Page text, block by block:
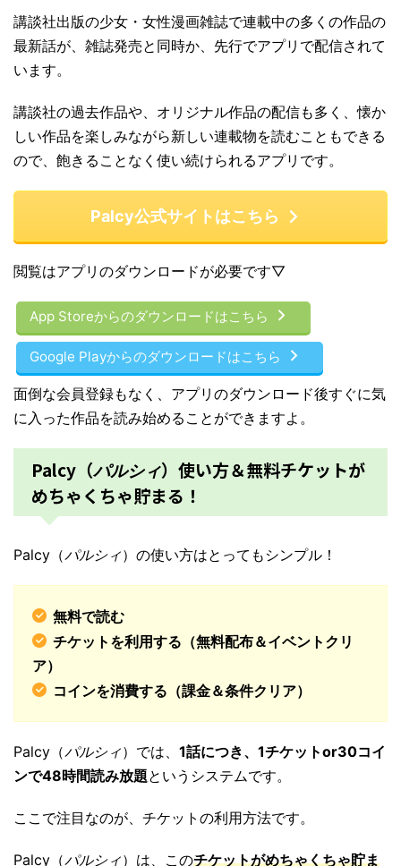
講談社出版の少女・女性漫画雑誌で連載中の多くの作品の
最新話が、雑誌発売と同時か、先行でアプリで配信されて
います。
講談社の過去作品や、オリジナル作品の配信も多く、懐か
しい作品を楽しみながら新しい連載物を読むこともできる
ので、飽きることなく使い続けられるアプリです。
Palcy公式サイトはこちら
閲覧はアプリのダウンロードが必要です▽
App Storeからのダウンロードはこちら
Google Playからのダウンロードはこちら
面倒な会員登録もなく、アプリのダウンロード後すぐに気
に入った作品を読み始めることができますよ。
Palcy（パルシィ）使い方＆無料チケットが
めちゃくちゃ貯まる！
Palcy（パルシィ）の使い方はとってもシンプル！
無料で読む
チケットを利用する（無料配布＆イベントクリ
ア）
コインを消費する（課金＆条件クリア）
Palcy（パルシィ）では、 1話につき、1チケットor30コイ
ンで48時間読み放題というシステムです。
ここで注目なのが、チケットの利用方法です。
Palcy（パルシィ）は、このチケットがめちゃくちゃ貯ま